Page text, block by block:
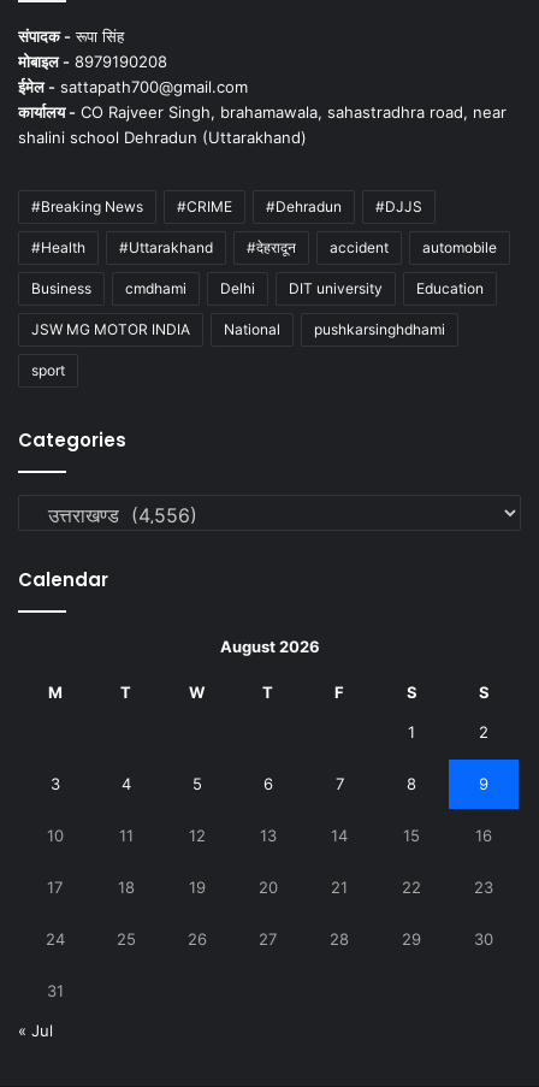
संपादक -रूपा सिंह
मोबाइल - 8979190208
ईमेल - sattapath700@gmail.com
कार्यालय - CO Rajveer Singh, brahamawala, sahastradhra road, near
shalini school Dehradun (Uttarakhand)
#Breaking News #CRIME #Dehradun #DJJS
#Health #Uttarakhand #देहरादून accident automobile
Business cmdhami Delhi DIT university Education
JSW MG MOTOR INDIA National pushkarsinghdhami
sport
Categories
Calendar
August 2026
M T W T F S S
1 2
3 4 5 6 7 8 9
10 11 12 13 14 15 16
17 18 19 20 21 22 23
24 25 26 27 28 29 30
31
« Jul